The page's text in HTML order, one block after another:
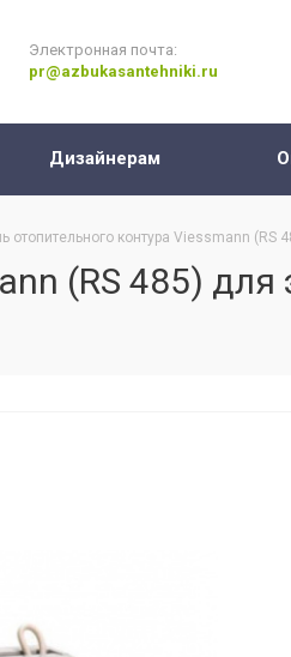
Электронная почта:
pr@azbukasantehniki.ru
Дизайнерам
отопительного контура Viessmann (RS
(RS 485) для